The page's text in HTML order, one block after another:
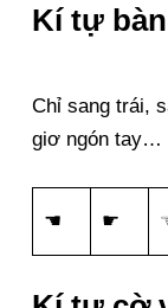
Kí tự
Chỉ sang trái,
giơ ngón tay…
☚ ☛